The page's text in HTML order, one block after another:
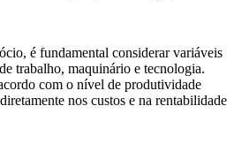
é fundamental considerar variáveis
trabalho, maquinário e tecnologia.
com o nível de produtividade
nos custos e na rentabilidade